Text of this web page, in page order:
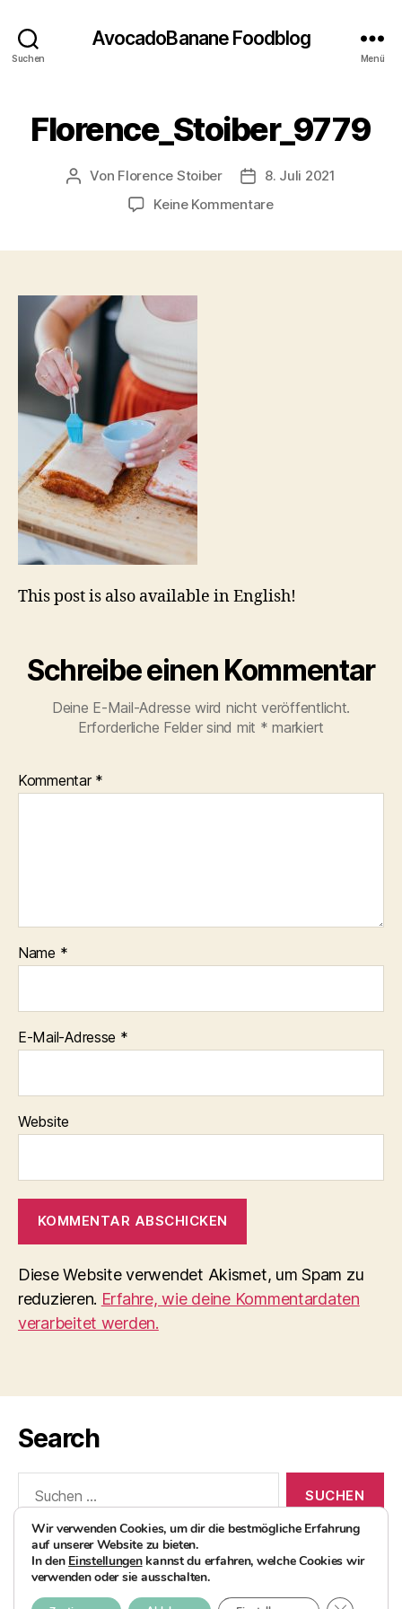
Suchen
AvocadoBanane Foodblog
Menü
Florence_Stoiber_9779
Beitragsautor
Von Florence Stoiber
8. Juli 2021
Keine Kommentarezu
This post is also available in English!
Schreibe einen Kommentar
Deine E-Mail-Adresse wird nicht veröffentlicht.
Erforderliche Felder sind mit * markiert
Kommentar *
Name *
E-Mail-Adresse *
Website
Diese Website verwendet Akismet, um Spam zu
reduzieren. Erfahre, wie deine Kommentardaten
verarbeitet werden.
Search
nach:
© 2026AvocadoBanane Foodblog
Wir verwenden Cookies, um dir die bestmögliche Erfahrung
auf unserer Website zu bieten.
In den Einstellungenkannst du erfahren, welche Cookies wir
verwenden oder sie ausschalten.